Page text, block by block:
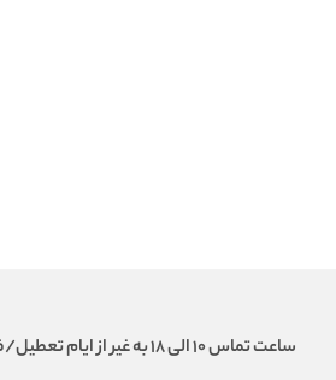
ساعت تماس 10 الی 18 به غیر از ایام تعطیل/فروش و تحویل حضوری نداریم